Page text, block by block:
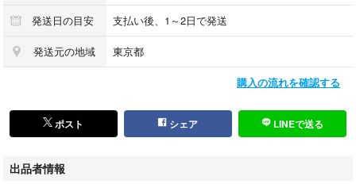
24-17-0794-015
＊ランク説明
新品：新品（お買い取りのお品物は含みません）
中古Ｂ：使用感があり、軽度のダメージや汚れが見受けられる中古品
中古Ｃ：汚れやダメージが多数見受けられる中古品
発送日の目安 支払い後、1～2日で発送
発送元の地域 東京都
購入の流れを確認する
ポスト シェア LINEで送る
出品者情報